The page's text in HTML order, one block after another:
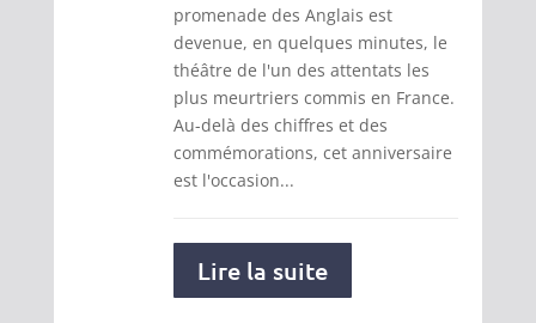
promenade des Anglais est
devenue, en quelques minutes, le
théâtre de l'un des attentats les
plus meurtriers commis en France.
Au-delà des chiffres et des
commémorations, cet anniversaire
est l'occasion...
Lire la suite